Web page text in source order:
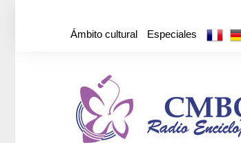
Ámbito cultural Especiales